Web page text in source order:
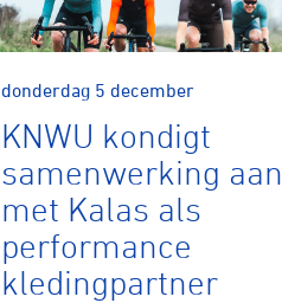
donderdag 5 december
KNWU kondigt
samenwerking aan
met Kalas als
performance
kledingpartner